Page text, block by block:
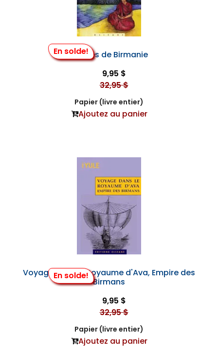
En solde!Contes de Birmanie
9,95 $
32,95 $
Papier (livre entier)
Ajoutez au panier
En solde!
Voyage dans le Royaume d'Ava, Empire des
Birmans
9,95 $
32,95 $
Papier (livre entier)
Ajoutez au panier